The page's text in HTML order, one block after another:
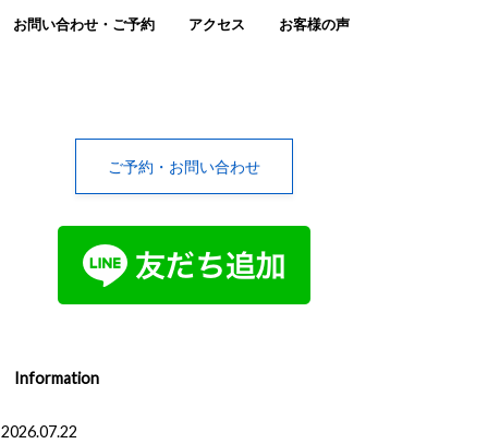
お問い合わせ・ご予約 アクセス お客様の声
ご予約・お問い合わせ
Information
2026.07.22